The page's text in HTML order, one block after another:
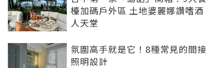
檯加碼戶外區 土地婆麗娜讚嗜酒
人天堂
氛圍高手就是它！8種常見的間接
照明設計